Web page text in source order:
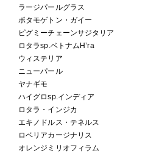
ラージパールグラス
ポタモゲトン・ガイー
ピグミーチェーンサジタリア
ロタラsp.ベトナムH’ra
ウィステリア
ニューパール
ヤナギモ
ハイグロsp.インディア
ロタラ・インジカ
エキノドルス・テネルス
ロベリアカージナリス
オレンジミリオフィラム